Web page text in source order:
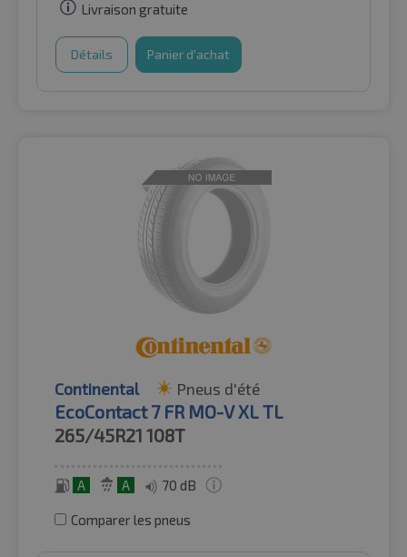
Livraison gratuite
Détails Panier d'achat
Continental Pneus d'été
EcoContact 7 FR MO-V XL TL
265/45R21 108T
A A 70 dB
Comparer les pneus